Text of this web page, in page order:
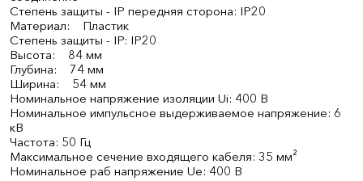
Степень защиты - IP передняя сторона: IP20
Материал: Пластик
Степень защиты - IP: IP20
Высота: 84 мм
Глубина: 74 мм
Ширина: 54 мм
Номинальное напряжение изоляции Ui: 400 В
Номинальное импульсное выдерживаемое напряжение: 6
кВ
Частота: 50 Гц
Максимальное сечение входящего кабеля: 35 мм²
Номинальное раб напряжение Ue: 400 В